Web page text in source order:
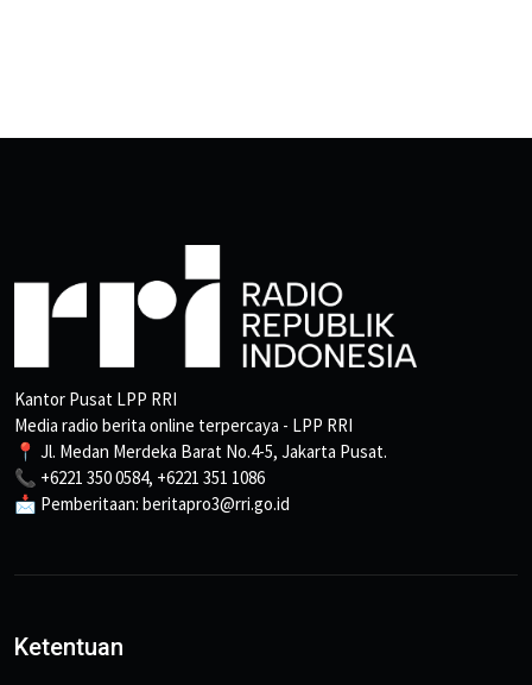
Kantor Pusat LPP RRI
Media radio berita online terpercaya - LPP RRI
📍 Jl. Medan Merdeka Barat No.4-5, Jakarta Pusat.
📞 +6221 350 0584, +6221 351 1086
📩 Pemberitaan: beritapro3@rri.go.id
Ketentuan